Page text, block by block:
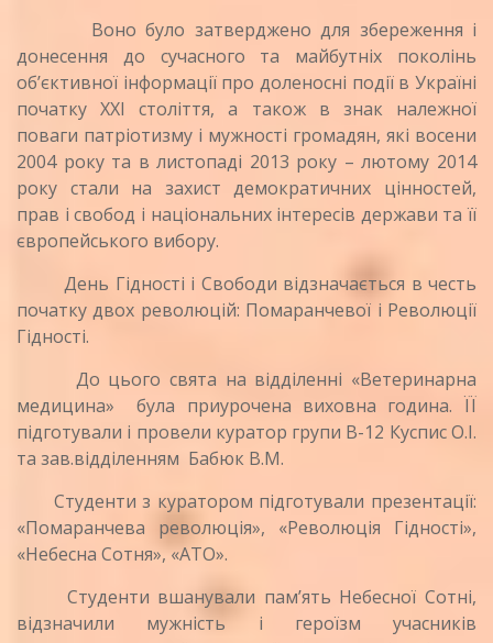
Воно було затверджено для збереження і
донесення до сучасного та майбутніх поколінь
об’єктивної інформації про доленосні події в Україні
початку ХХІ століття, а також в знак належної
поваги патріотизму і мужності громадян, які восени
2004 року та в листопаді 2013 року – лютому 2014
року стали на захист демократичних цінностей,
прав і свобод і національних інтересів держави та її
європейського вибору.
День Гідності і Свободи відзначається в честь
початку двох революцій: Помаранчевої і Революції
Гідності.
До цього свята на відділенні «Ветеринарна
медицина» була приурочена виховна година. ЇЇ
підготували і провели куратор групи В-12 Куспис О.І.
та зав.відділенням Бабюк В.М.
Студенти з куратором підготували презентації:
«Помаранчева революція», «Революція Гідності»,
«Небесна Сотня», «АТО».
Студенти вшанували пам’ять Небесної Сотні,
відзначили мужність і героїзм учасників